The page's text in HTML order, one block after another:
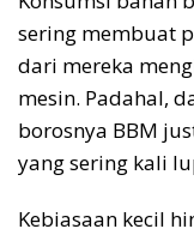
sering membuat
dari mereka
mesin. Padahal,
borosnya BBM
yang sering kali
Kebiasaan kecil